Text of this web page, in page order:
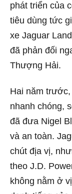
phát triển của
tiêu dùng tức
xe Jaguar
đã phản đối
Thượng Hải.
Hai năm
nhanh chóng,
đã đưa Nigel
và an toàn.
chút địa vị,
theo J.D.
không nằm ở